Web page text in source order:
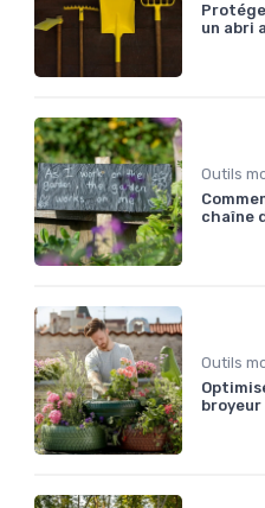
un abri
Outils
chaîne
Outils